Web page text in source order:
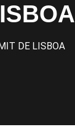
DE LISBOA